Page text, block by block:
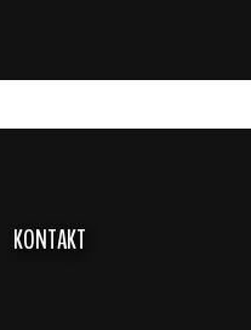
KONTAKT